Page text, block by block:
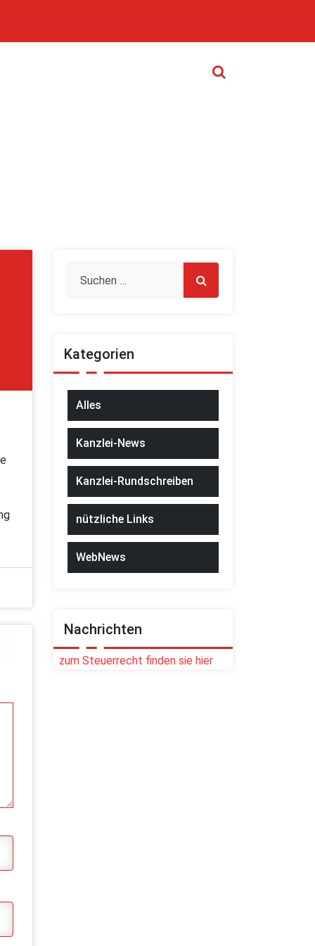
Kategorien
Alles
Kanzlei-News
Kanzlei-Rundschreiben
nützliche Links
WebNews
Nachrichten
zum Steuerrecht finden sie hier